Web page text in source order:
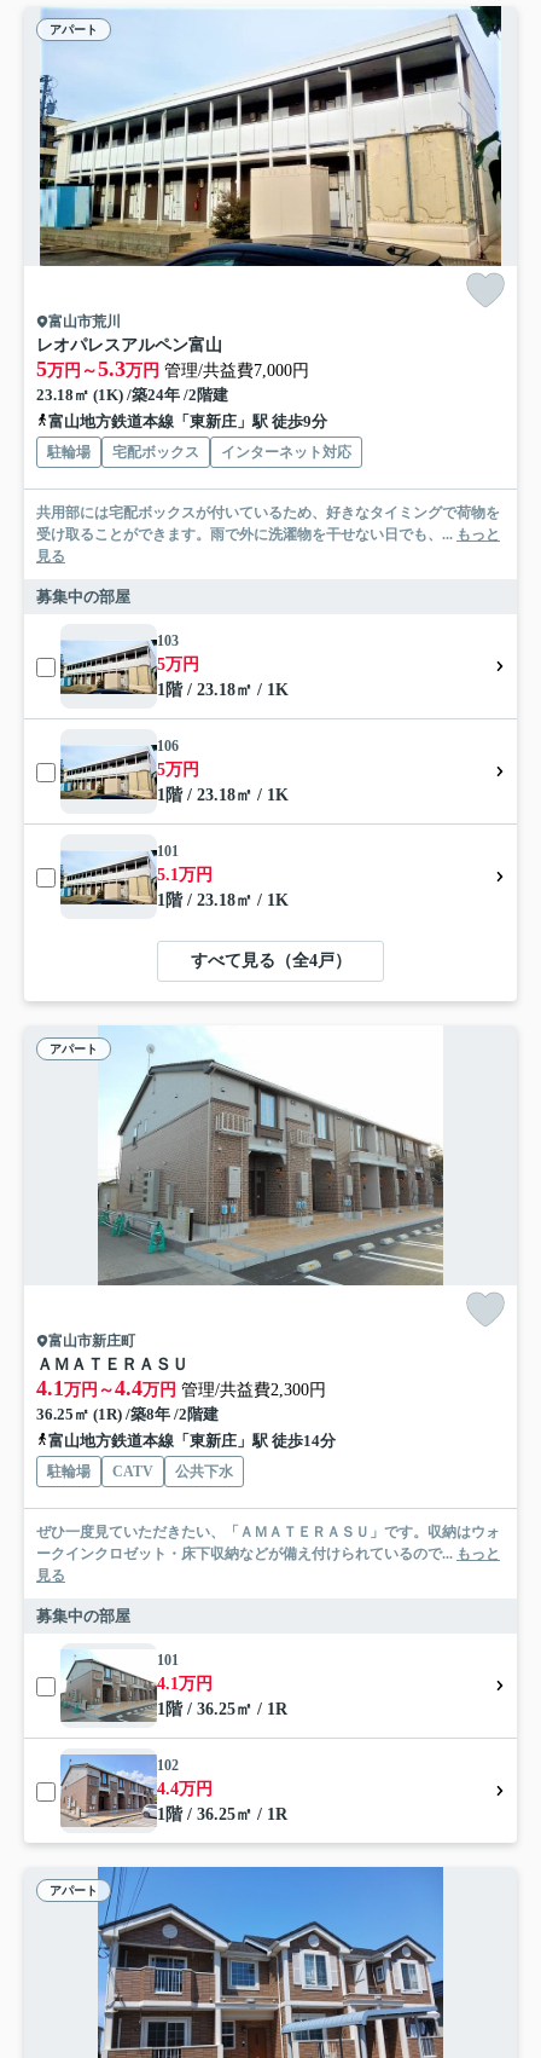
アパート
富山市荒川
レオパレスアルペン富山
5万円～5.3万円 管理/共益費7,000円
23.18㎡ (1K) /築24年 /2階建
富山地方鉄道本線「東新庄」駅 徒歩9分
駐輪場 宅配ボックス インターネット対応
共用部には宅配ボックスが付いているため、好きなタイミングで荷物を
受け取ることができます。雨で外に洗濯物を干せない日でも、... もっと
見る
募集中の部屋
103
5万円
1階 / 23.18㎡ / 1K
106
5万円
1階 / 23.18㎡ / 1K
101
5.1万円
1階 / 23.18㎡ / 1K
すべて見る（全4戸）
アパート
富山市新庄町
ＡＭＡＴＥＲＡＳＵ
4.1万円～4.4万円 管理/共益費2,300円
36.25㎡ (1R) /築8年 /2階建
富山地方鉄道本線「東新庄」駅 徒歩14分
駐輪場 CATV 公共下水
ぜひ一度見ていただきたい、「ＡＭＡＴＥＲＡＳＵ」です。収納はウォ
ークインクロゼット・床下収納などが備え付けられているので... もっと
見る
募集中の部屋
101
4.1万円
1階 / 36.25㎡ / 1R
102
4.4万円
1階 / 36.25㎡ / 1R
アパート